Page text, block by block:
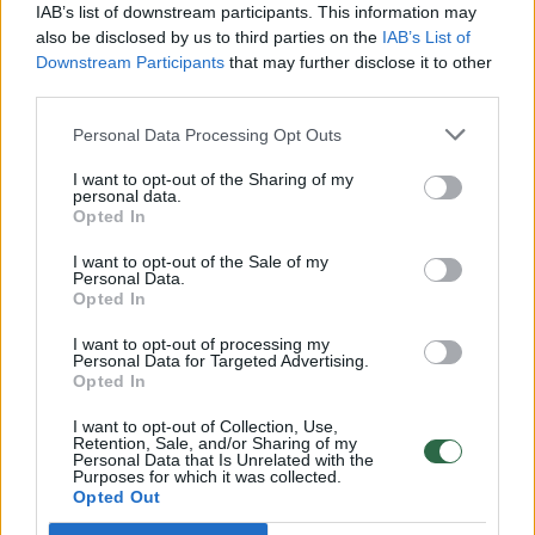
IAB’s list of downstream participants. This information may
also be disclosed by us to third parties on the IAB’s List of
Downstream Participants that may further disclose it to other
Personal Data Processing Opt Outs
I want to opt-out of the Sharing of my
personal data.
Opted In
I want to opt-out of the Sale of my
Personal Data.
Opted In
I want to opt-out of processing my
Personal Data for Targeted Advertising.
Opted In
I want to opt-out of Collection, Use,
Retention, Sale, and/or Sharing of my
Personal Data that Is Unrelated with the
Purposes for which it was collected.
Opted Out
Vaizdai iš tragiškos avarijos Vilniaus r.: dviejų moterų ir
vaiko gyvybių išgelbėti nepavyko
Lietuvos diena
32 laipsnių šilumos
Žinios | Orai
V. Zalužno pasisakymą laiko bandymu įsitvirtinti
Ukrainos politikoje: jis yra neteisus
Laidos | Nauja diena
00:00:59
Nufilmavo, kaip patvino Vilniaus Vakarinis aplinkkelis:
vaizdas pribloškia
Žinios | Lietuvos diena